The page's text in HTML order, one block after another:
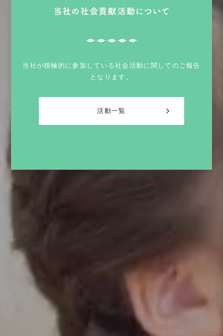
当社が積極的に参加している社会活動に関してのご報告
となります。
活動一覧